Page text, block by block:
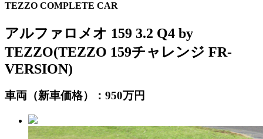
TEZZO COMPLETE CAR
アルファロメオ 159 3.2 Q4 by
TEZZO(TEZZO 159チャレンジ FR-
VERSION)
車両（新車価格）：950万円